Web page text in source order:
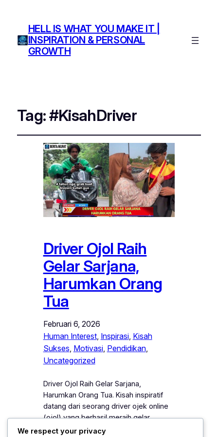
HELL IS WHAT YOU MAKE IT |
INSPIRATION & PERSONAL
GROWTH
Tag:#KisahDriver
Driver Ojol Raih
Gelar Sarjana,
Harumkan Orang
Tua
Februari 6, 2026
Human Interest, Inspirasi, Kisah
Sukses, Motivasi, Pendidikan
Uncategorized
Driver Ojol Raih Gelar Sarjana,
Harumkan Orang Tua. Kisah inspiratif
datang dari seorang driver ojek online
(ojol) yang berhasil meraih gelar
sarjana sambil tetap menjalani
We respect your privacy